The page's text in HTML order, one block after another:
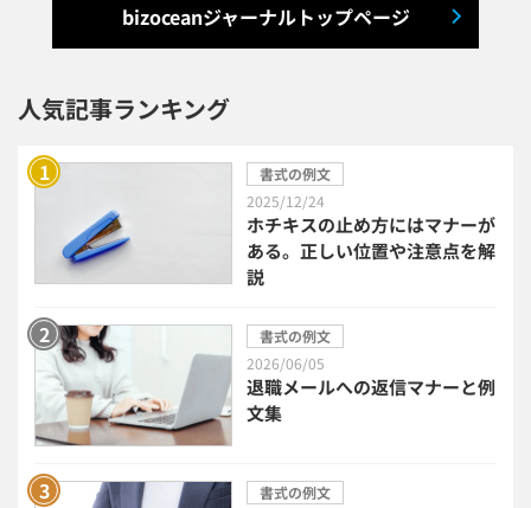
入退室管理システム 福利厚生システム
チャットボットツール
セキュリティシステム
安否確認(総務)システム 経費精算システム
日程調整システム 日報アプリ
BIツール CTIシステム
bizoceanジャーナルトップページ
人気記事ランキング
書式の例文
2025/12/24
ホチキスの止め方にはマナーが
ある。正しい位置や注意点を解
説
書式の例文
2026/06/05
退職メールへの返信マナーと例
文集
書式の例文